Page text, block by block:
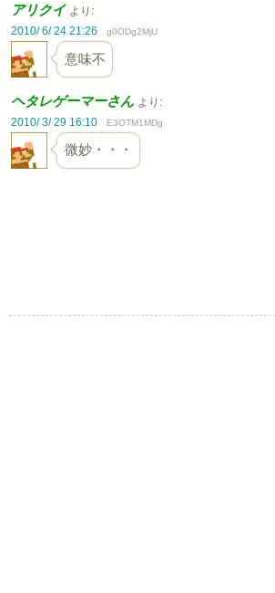
アリクイ より:
2010/ 6/ 24 21:26
g0ODg2MjU
意味不
ヘタレゲーマーさん より:
2010/ 3/ 29 16:10
E3OTM1MDg
微妙・・・